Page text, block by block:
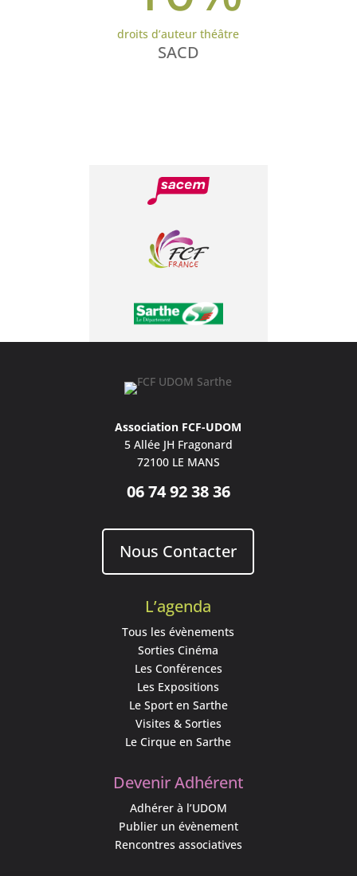
droits d’auteur théâtre
SACD
Association FCF-UDOM
5 Allée JH Fragonard
72100 LE MANS
06 74 92 38 36
Nous Contacter
L’agenda
Tous les évènements
Sorties Cinéma
Les Conférences
Les Expositions
Le Sport en Sarthe
Visites & Sorties
Le Cirque en Sarthe
Devenir Adhérent
Adhérer à l’UDOM
Publier un évènement
Rencontres associatives